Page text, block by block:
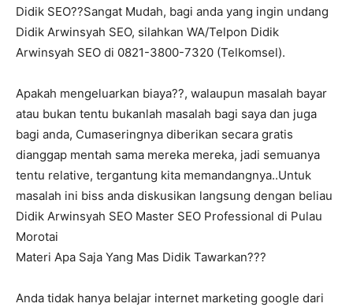
Didik SEO??Sangat Mudah, bagi anda yang ingin undang
Didik Arwinsyah SEO, silahkan WA/Telpon Didik
Arwinsyah SEO di 0821-3800-7320 (Telkomsel).
Apakah mengeluarkan biaya??, walaupun masalah bayar
atau bukan tentu bukanlah masalah bagi saya dan juga
bagi anda, Cumaseringnya diberikan secara gratis
dianggap mentah sama mereka mereka, jadi semuanya
tentu relative, tergantung kita memandangnya..Untuk
masalah ini biss anda diskusikan langsung dengan beliau
Didik Arwinsyah SEO Master SEO Professional di Pulau
Morotai
Materi Apa Saja Yang Mas Didik Tawarkan???
Anda tidak hanya belajar internet marketing google dari